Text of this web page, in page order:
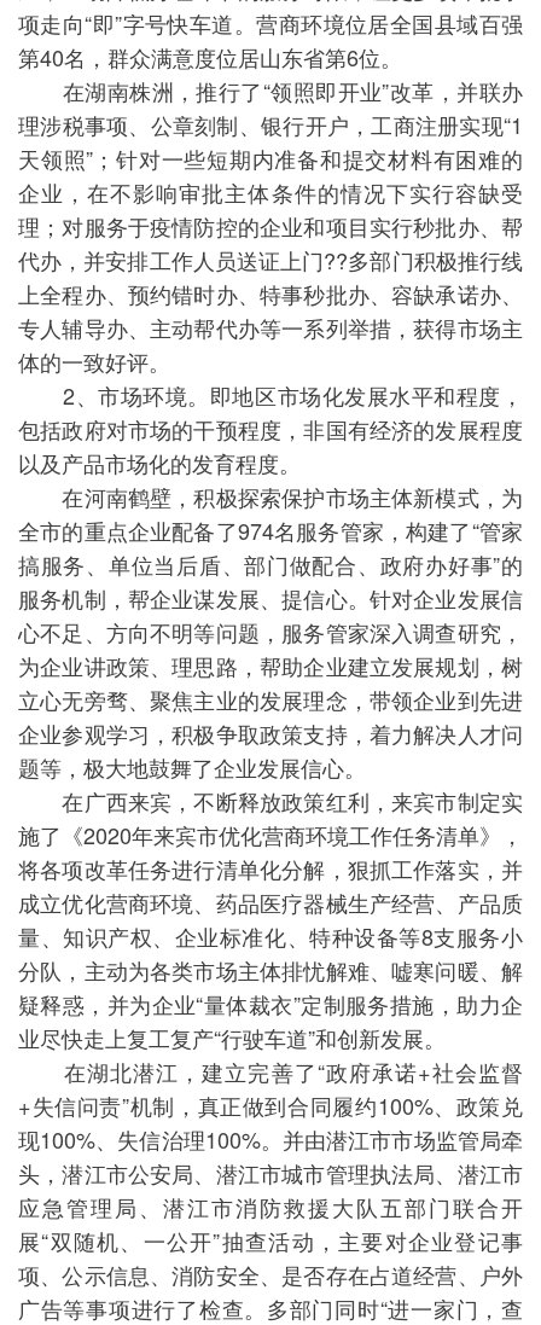
项走向“即”字号快车道。营商环境位居全国县域百强
第40名，群众满意度位居山东省第6位。
在湖南株洲，推行了“领照即开业”改革，并联办
理涉税事项、公章刻制、银行开户，工商注册实现“1
天领照”；针对一些短期内准备和提交材料有困难的
企业，在不影响审批主体条件的情况下实行容缺受
理；对服务于疫情防控的企业和项目实行秒批办、帮
代办，并安排工作人员送证上门??多部门积极推行线
上全程办、预约错时办、特事秒批办、容缺承诺办、
专人辅导办、主动帮代办等一系列举措，获得市场主
体的一致好评。
2、市场环境。即地区市场化发展水平和程度，
包括政府对市场的干预程度，非国有经济的发展程度
以及产品市场化的发育程度。
在河南鹤壁，积极探索保护市场主体新模式，为
全市的重点企业配备了974名服务管家，构建了“管家
搞服务、单位当后盾、部门做配合、政府办好事”的
服务机制，帮企业谋发展、提信心。针对企业发展信
心不足、方向不明等问题，服务管家深入调查研究，
为企业讲政策、理思路，帮助企业建立发展规划，树
立心无旁骛、聚焦主业的发展理念，带领企业到先进
企业参观学习，积极争取政策支持，着力解决人才问
题等，极大地鼓舞了企业发展信心。
在广西来宾，不断释放政策红利，来宾市制定实
施了《2020年来宾市优化营商环境工作任务清单》，
将各项改革任务进行清单化分解，狠抓工作落实，并
成立优化营商环境、药品医疗器械生产经营、产品质
量、知识产权、企业标准化、特种设备等8支服务小
分队，主动为各类市场主体排忧解难、嘘寒问暖、解
疑释惑，并为企业“量体裁衣”定制服务措施，助力企
业尽快走上复工复产“行驶车道”和创新发展。
在湖北潜江，建立完善了“政府承诺+社会监督
+失信问责”机制，真正做到合同履约100%、政策兑
现100%、失信治理100%。并由潜江市市场监管局牵
头，潜江市公安局、潜江市城市管理执法局、潜江市
应急管理局、潜江市消防救援大队五部门联合开
展“双随机、一公开”抽查活动，主要对企业登记事
项、公示信息、消防安全、是否存在占道经营、户外
广告等事项进行了检查。多部门同时“进一家门，查